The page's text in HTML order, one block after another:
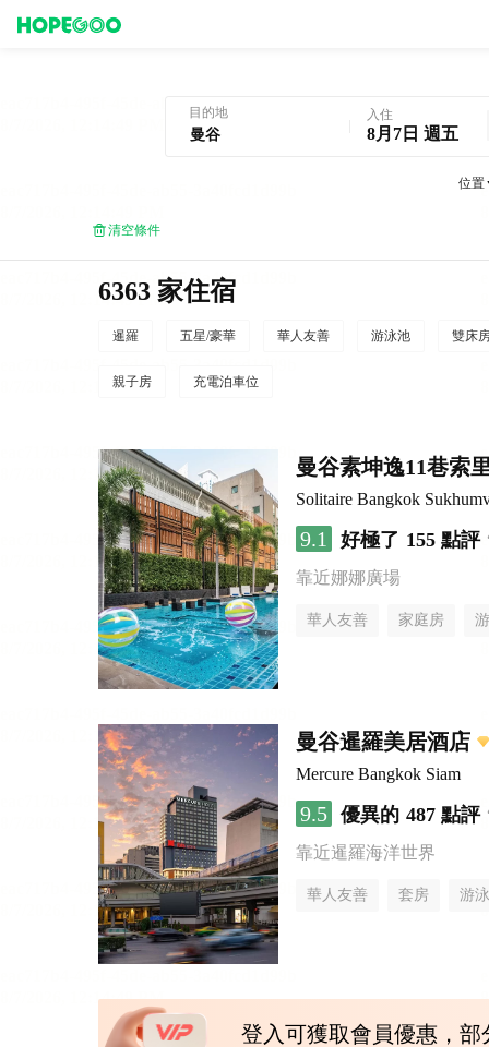
目的地 入住
8月7日 週五
位置
清空條件
6363 家住宿
暹羅 五星/豪華 華人友善 游泳池 雙床
親子房 充電泊車位
曼谷素坤逸11巷索
Solitaire Bangkok
9.1 好極了 155 點評
靠近娜娜廣場
華人友善 家庭房
曼谷暹羅美居酒店
Mercure Bangkok Siam
9.5 優異的 487 點評
靠近暹羅海洋世界
華人友善 套房 游
登入可獲取會員優惠，